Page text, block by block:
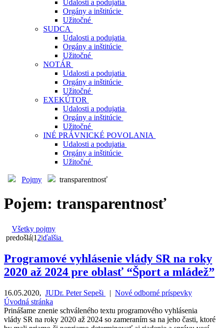
Udalosti a podujatia
Orgány a inštitúcie
Užitočné
SUDCA
Udalosti a podujatia
Orgány a inštitúcie
Užitočné
NOTÁR
Udalosti a podujatia
Orgány a inštitúcie
Užitočné
EXEKÚTOR
Udalosti a podujatia
Orgány a inštitúcie
Užitočné
INÉ PRÁVNICKÉ POVOLANIA
Udalosti a podujatia
Orgány a inštitúcie
Užitočné
Pojmy transparentnosť
Pojem: transparentnosť
Všetky pojmy
predošlá|1 2|ďalšia
Programové vyhlásenie vlády SR na roky
2020 až 2024 pre oblasť “Šport a mládež”
16.05.2020, JUDr. Peter Sepeši | Nové odborné príspevky
Úvodná stránka
Prinášame znenie schváleného textu programového vyhlásenia
vlády SR na roky 2020 až 2024 so zameraním sa na jeho časti, ktoré